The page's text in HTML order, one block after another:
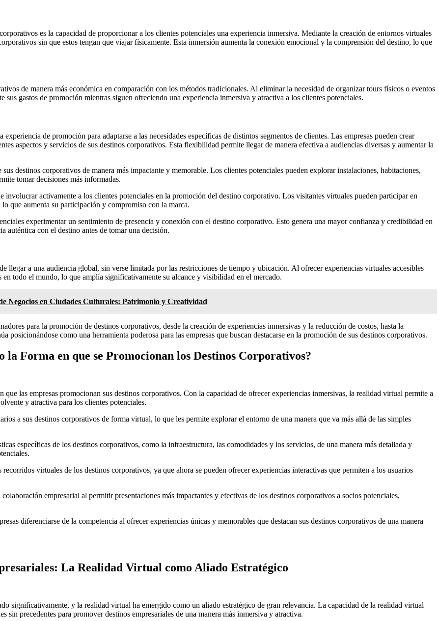
es la capacidad de proporcionar a los clientes potenciales una experiencia inmersiva. Mediante la creación de entornos virtuales
sin que estos tengan que viajar físicamente. Esta inmersión aumenta la conexión emocional y la comprensión del destino, lo que
de manera más económica en comparación con los métodos tradicionales. Al eliminar la necesidad de organizar tours físicos o eventos
sus gastos de promoción mientras siguen ofreciendo una experiencia inmersiva y atractiva a los clientes potenciales.
de promoción para adaptarse a las necesidades específicas de distintos segmentos de clientes. Las empresas pueden crear
aspectos y servicios de sus destinos corporativos. Esta flexibilidad permite llegar de manera efectiva a audiencias diversas y aumentar la
destinos corporativos de manera más impactante y memorable. Los clientes potenciales pueden explorar instalaciones, habitaciones,
tomar decisiones más informadas.
activamente a los clientes potenciales en la promoción del destino corporativo. Los visitantes virtuales pueden participar en
que aumenta su participación y compromiso con la marca.
experimentar un sentimiento de presencia y conexión con el destino corporativo. Esto genera una mayor confianza y credibilidad en
auténtica con el destino antes de tomar una decisión.
llegar a una audiencia global, sin verse limitada por las restricciones de tiempo y ubicación. Al ofrecer experiencias virtuales accesibles
en todo el mundo, lo que amplía significativamente su alcance y visibilidad en el mercado.
Negocios en Ciudades Culturales: Patrimonio y Creatividad
para la promoción de destinos corporativos, desde la creación de experiencias inmersivas y la reducción de costos, hasta la
como una herramienta poderosa para las empresas que buscan destacarse en la promoción de sus destinos corporativos.
Forma en que se Promocionan los Destinos Corporativos?
las empresas promocionan sus destinos corporativos. Con la capacidad de ofrecer experiencias inmersivas, la realidad virtual permite a
y atractiva para los clientes potenciales.
a sus destinos corporativos de forma virtual, lo que les permite explorar el entorno de una manera que va más allá de las simples
específicas de los destinos corporativos, como la infraestructura, las comodidades y los servicios, de una manera más detallada y
virtuales de los destinos corporativos, ya que ahora se pueden ofrecer experiencias interactivas que permiten a los usuarios
empresarial al permitir presentaciones más impactantes y efectivas de los destinos corporativos a socios potenciales,
diferenciarse de la competencia al ofrecer experiencias únicas y memorables que destacan sus destinos corporativos de una manera
La Realidad Virtual como Aliado Estratégico
significativamente, y la realidad virtual ha emergido como un aliado estratégico de gran relevancia. La capacidad de la realidad virtual
sin precedentes para promover destinos empresariales de una manera más inmersiva y atractiva.